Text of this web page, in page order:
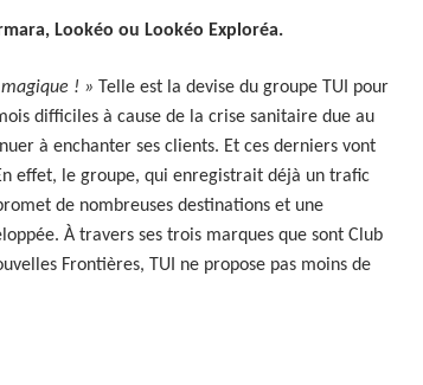
Lookéo ou Lookéo Exploréa.
! » Telle est la devise du groupe TUI pour
difficiles à cause de la crise sanitaire due au
à enchanter ses clients. Et ces derniers vont
effet, le groupe, qui enregistrait déjà un trafic
de nombreuses destinations et une
À travers ses trois marques que sont Club
Frontières, TUI ne propose pas moins de